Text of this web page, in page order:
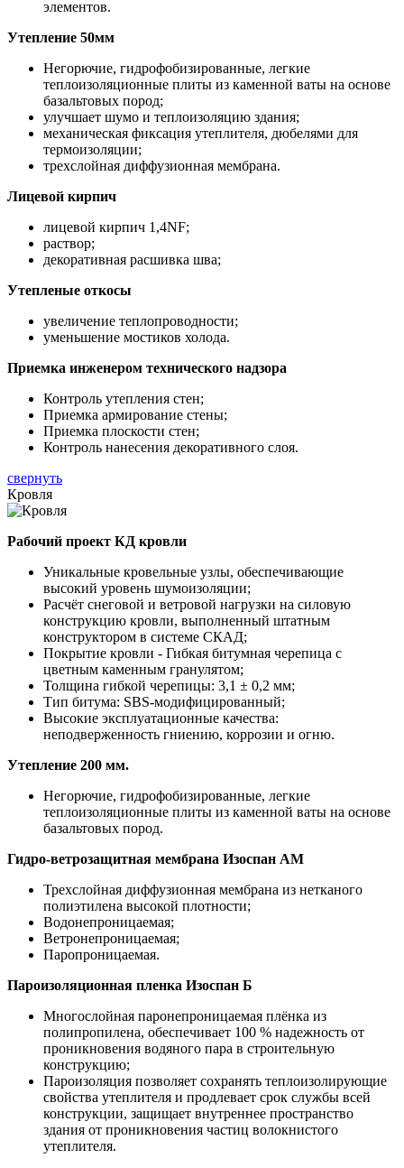
элементов.
Утепление 50мм
Негорючие, гидрофобизированные, легкие
теплоизоляционные плиты из каменной ваты на основе
базальтовых пород;
улучшает шумо и теплоизоляцию здания;
механическая фиксация утеплителя, дюбелями для
термоизоляции;
трехслойная диффузионная мембрана.
Лицевой кирпич
лицевой кирпич 1,4NF;
раствор;
декоративная расшивка шва;
Утепленые откосы
увеличение теплопроводности;
уменьшение мостиков холода.
Приемка инженером технического надзора
Контроль утепления стен;
Приемка армирование стены;
Приемка плоскости стен;
Контроль нанесения декоративного слоя.
свернуть
Кровля
Рабочий проект КД кровли
Уникальные кровельные узлы, обеспечивающие
высокий уровень шумоизоляции;
Расчёт снеговой и ветровой нагрузки на силовую
конструкцию кровли, выполненный штатным
конструктором в системе СКАД;
Покрытие кровли - Гибкая битумная черепица с
цветным каменным гранулятом;
Толщина гибкой черепицы: 3,1 ± 0,2 мм;
Тип битума: SBS-модифицированный;
Высокие эксплуатационные качества:
неподверженность гниению, коррозии и огню.
Утепление 200 мм.
Негорючие, гидрофобизированные, легкие
теплоизоляционные плиты из каменной ваты на основе
базальтовых пород.
Гидро-ветрозащитная мембрана Изоспан АМ
Трехслойная диффузионная мембрана из нетканого
полиэтилена высокой плотности;
Водонепроницаемая;
Ветронепроницаемая;
Паропроницаемая.
Пароизоляционная пленка Изоспан Б
Многослойная паронепроницаемая плёнка из
полипропилена, обеспечивает 100 % надежность от
проникновения водяного пара в строительную
конструкцию;
Пароизоляция позволяет сохранять теплоизолирующие
свойства утеплителя и продлевает срок службы всей
конструкции, защищает внутреннее пространство
здания от проникновения частиц волокнистого
утеплителя.